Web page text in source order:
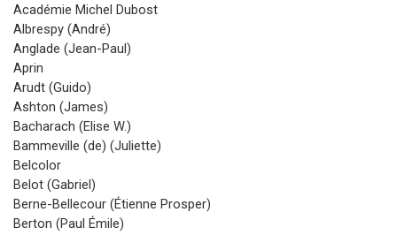
Académie Michel Dubost
Albrespy (André)
Anglade (Jean-Paul)
Aprin
Arudt (Guido)
Ashton (James)
Bacharach (Elise W.)
Bammeville (de) (Juliette)
Belcolor
Belot (Gabriel)
Berne-Bellecour (Étienne Prosper)
Berton (Paul Émile)